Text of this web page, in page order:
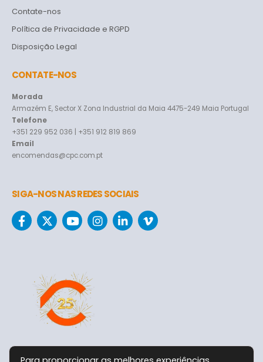
Contate-nos
Política de Privacidade e RGPD
Disposição Legal
CONTATE-NOS
Morada
Armazém E, Sector X Zona Industrial da Maia 4475-249 Maia Portugal
Telefone
+351 229 952 036 | +351 912 819 869
Email
encomendas@cpc.com.pt
SIGA-NOS NAS REDES SOCIAIS